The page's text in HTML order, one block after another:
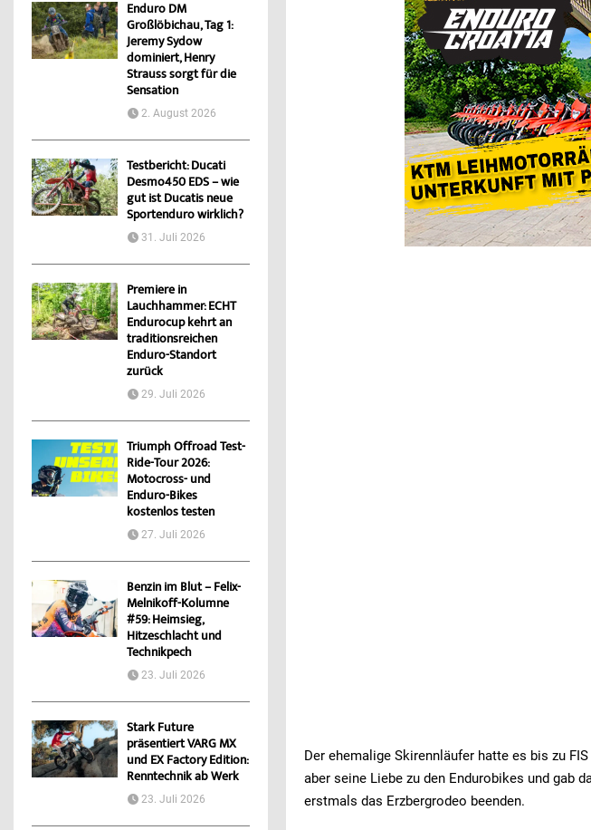
Der ehemalige Skirennläufer hatte es bis zu
aber seine Liebe zu den Endurobikes und gab
erstmals das Erzbergrodeo beenden.
Enduro DM
Großlöbichau, Tag 1:
Jeremy Sydow
dominiert, Henry
Strauss sorgt für die
Sensation
2. August 2026
Testbericht: Ducati
Desmo450 EDS – wie
gut ist Ducatis neue
Sportenduro wirklich?
31. Juli 2026
Premiere in
Lauchhammer: ECHT
Endurocup kehrt an
traditionsreichen
Enduro-Standort
zurück
29. Juli 2026
Triumph Offroad Test-
Ride-Tour 2026:
Motocross- und
Enduro-Bikes
kostenlos testen
27. Juli 2026
Benzin im Blut – Felix-
Melnikoff-Kolumne
#59: Heimsieg,
Hitzeschlacht und
Technikpech
23. Juli 2026
Stark Future
präsentiert VARG MX
und EX Factory Edition:
Renntechnik ab Werk
23. Juli 2026